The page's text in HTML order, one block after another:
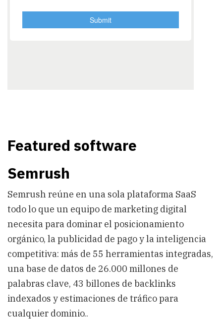
Featured software
Semrush
Semrush reúne en una sola plataforma SaaS
todo lo que un equipo de marketing digital
necesita para dominar el posicionamiento
orgánico, la publicidad de pago y la inteligencia
competitiva: más de 55 herramientas integradas,
una base de datos de 26.000 millones de
palabras clave, 43 billones de backlinks
indexados y estimaciones de tráfico para
cualquier dominio..